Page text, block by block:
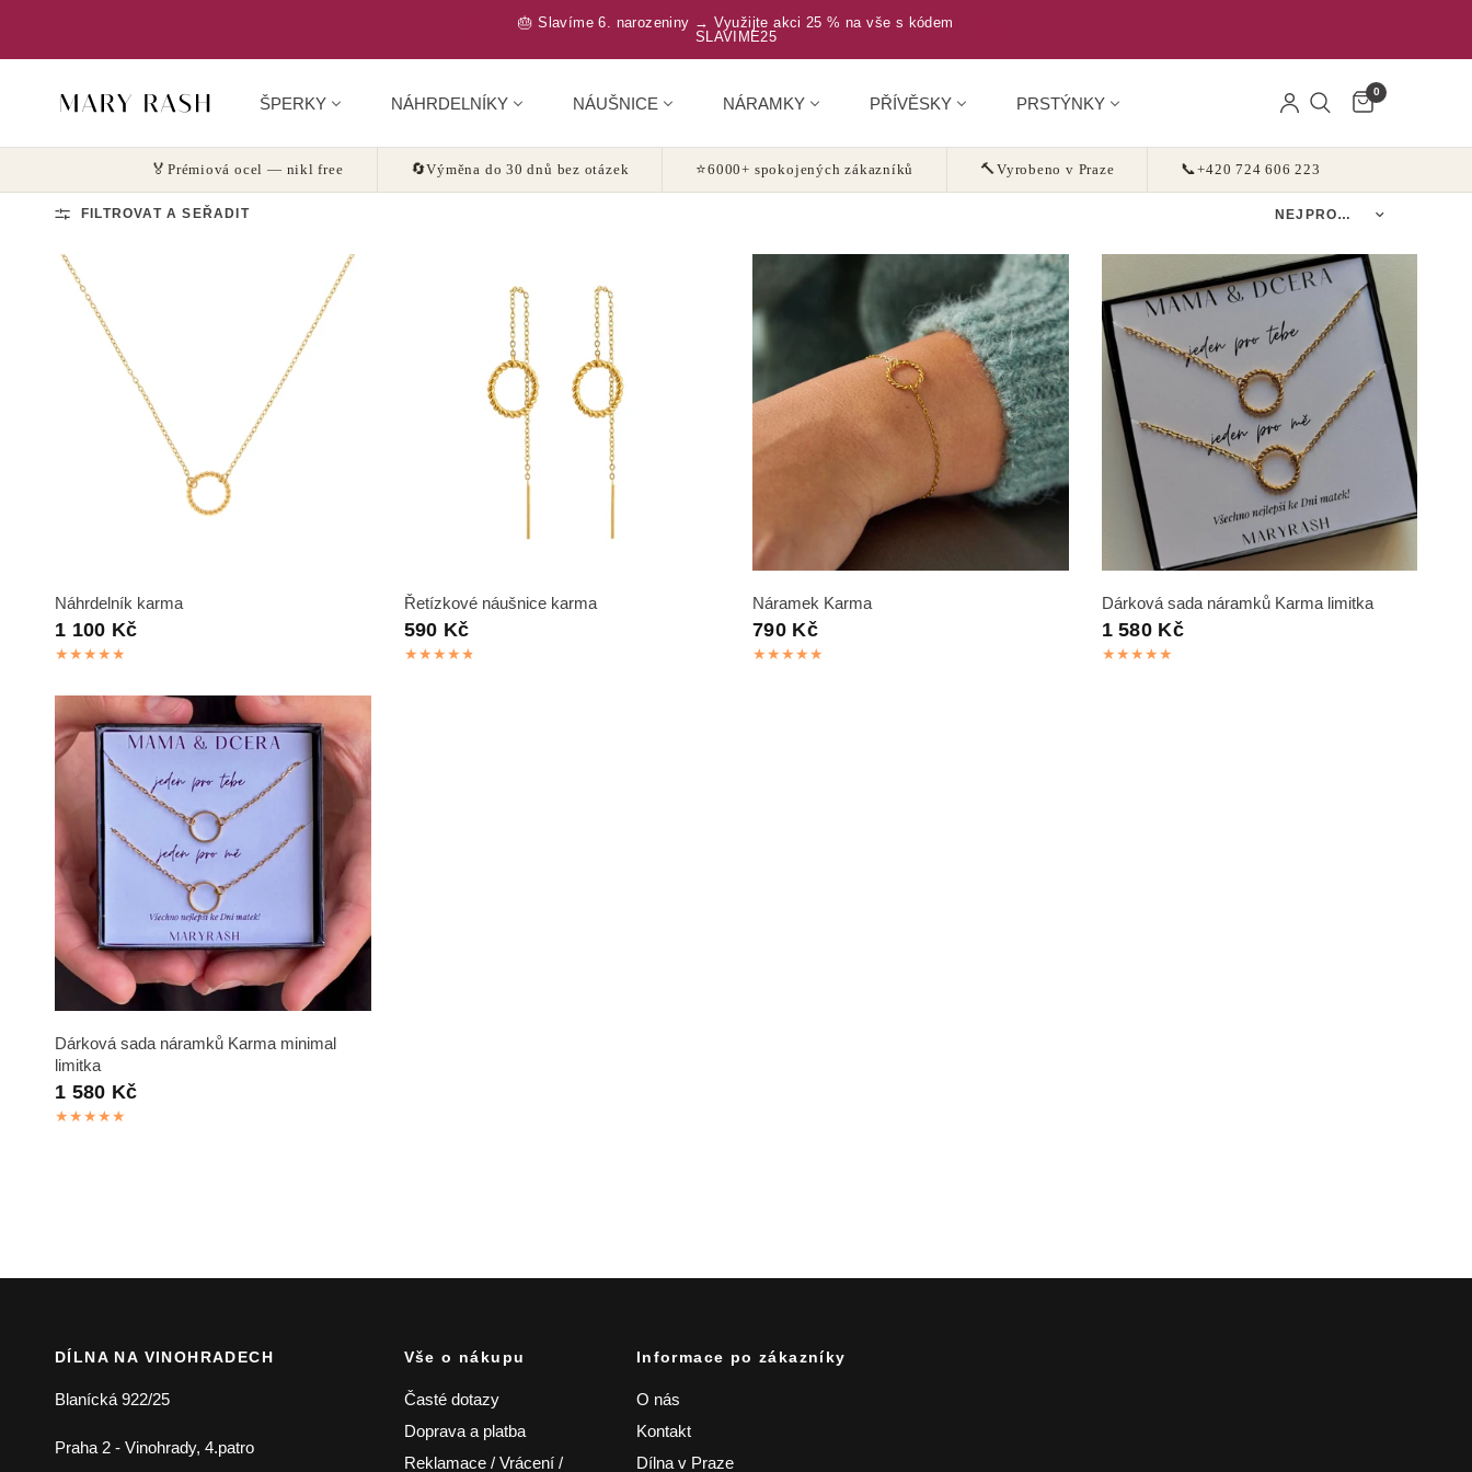
🎂 Slavíme 6. narozeniny → Využijte akci 25 % na vše s kódem
SLAVIME25
ŠPERKY NÁHRDELNÍKY NÁUŠNICE NÁRAMKY PŘÍVĚSKY PRSTÝNKY
0
🏅Prémiová ocel — nikl free 🔄Výměna do 30 dnů bez otázek ⭐6000+ spokojených zákazníků 🔨Vyrobeno v Praze 📞+420 724 606 223
FILTROVAT A SEŘADIT Seřadit podle
Náhrdelník karma
1 100 Kč
Řetízkové náušnice karma
590 Kč
Náramek Karma
790 Kč
Dárková sada náramků Karma limitka
1 580 Kč
RYCHLÝ NÁHLED
Dárková sada náramků Karma minimal
limitka
1 580 Kč
DÍLNA NA VINOHRADECH
Blanícká 922/25
Praha 2 - Vinohrady, 4.patro
Vše o nákupu
Časté dotazy
Doprava a platba
Reklamace / Vrácení /
Informace po zákazníky
O nás
Kontakt
Dílna v Praze